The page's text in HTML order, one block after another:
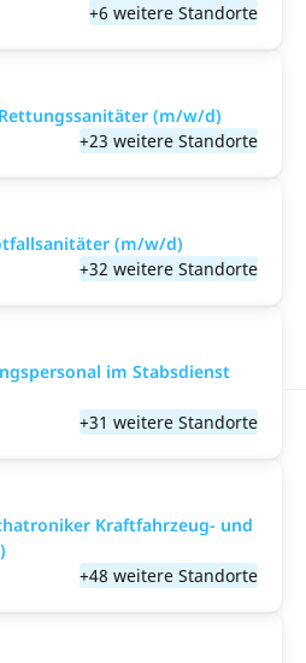
+6 weitere Standorte
(m/w/d)
+23 weitere Standorte
(m/w/d)
+32 weitere Standorte
im Stabsdienst
+31 weitere Standorte
Kraftfahrzeug- und
+48 weitere Standorte